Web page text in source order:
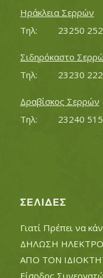
Ηράκλεια Σερρών
Τηλ:		23250
Σιδηρόκαστο
Τηλ:		23230
Δραβίσκος Σερρών
Τηλ:		23240
ΣΕΛΊΔΕΣ
Γιατί Πρέπει να
ΔΗΛΩΣΗ
ΑΠΟ ΤΟΝ